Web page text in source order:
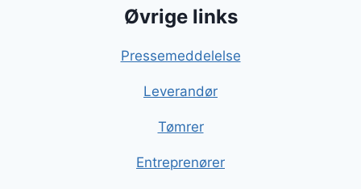
Øvrige links
Pressemeddelelse
Leverandør
Tømrer
Entreprenører